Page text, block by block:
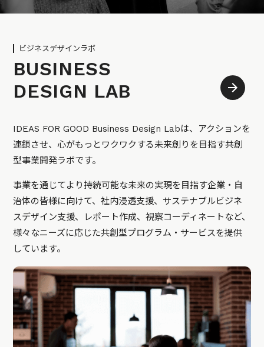
ビジネスデザインラボ
BUSINESS
DESIGN LAB
IDEAS FOR GOOD Business Design Labは、アクションを
連鎖させ、心がもっとワクワクする未来創りを目指す共創
型事業開発ラボです。
事業を通じてより持続可能な未来の実現を目指す企業・自
治体の皆様に向けて、社内浸透支援、サステナブルビジネ
スデザイン支援、レポート作成、視察コーディネートなど、
様々なニーズに応じた共創型プログラム・サービスを提供
しています。